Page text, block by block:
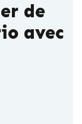
de
avec